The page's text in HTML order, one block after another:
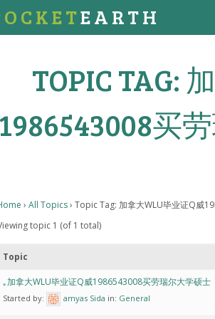
EARTH
TOPIC TAG:
1986543008买
› All Topics› Topic Tag: 加拿大WLU毕业证Q威
topic 1 (of 1 total)
Topic
｡加拿大WLU毕业证Q威1986543008买劳瑞尔大学硕士
Started by: amyas Sida in: General